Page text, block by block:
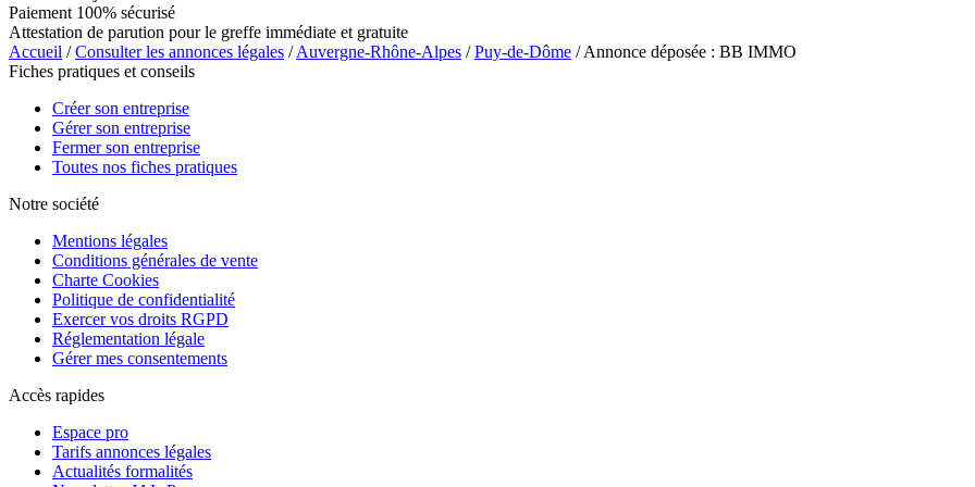
Paiement 100% sécurisé
Attestation de parution pour le greffe immédiate et gratuite
Accueil /Consulter les annonces légales /Auvergne-Rhône-Alpes /Puy-de-Dôme / Annonce déposée : BB IMMO
Fiches pratiques et conseils
Créer son entreprise
Gérer son entreprise
Fermer son entreprise
Toutes nos fiches pratiques
Notre société
Mentions légales
Conditions générales de vente
Charte Cookies
Politique de confidentialité
Exercer vos droits RGPD
Réglementation légale
Gérer mes consentements
Accès rapides
Espace pro
Tarifs annonces légales
Actualités formalités